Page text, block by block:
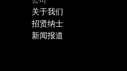
关于我们
招贤纳士
新闻报道